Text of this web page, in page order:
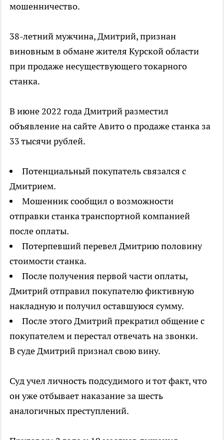
мошенничество.
38-летний мужчина, Дмитрий, признан
виновным в обмане жителя Курской области
при продаже несуществующего токарного
станка.
В июне 2022 года Дмитрий разместил
объявление на сайте Авито о продаже станка за
33 тысячи рублей.
Потенциальный покупатель связался с
Дмитрием.
Мошенник сообщил о возможности
отправки станка транспортной компанией
после оплаты.
Потерпевший перевел Дмитрию половину
стоимости станка.
После получения первой части оплаты,
Дмитрий отправил покупателю фиктивную
накладную и получил оставшуюся сумму.
После этого Дмитрий прекратил общение с
покупателем и перестал отвечать на звонки.
В суде Дмитрий признал свою вину.
Суд учел личность подсудимого и тот факт, что
он уже отбывает наказание за шесть
аналогичных преступлений.